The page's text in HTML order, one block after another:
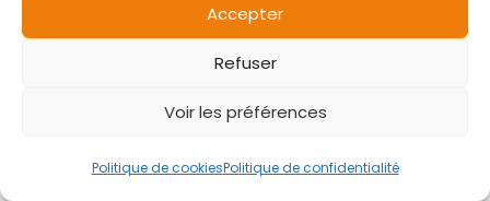
Accepter
Refuser
Voir les préférences
Politique de cookiesPolitique de confidentialité
Venez découvrir en concession, le
scooter électrique de Peugeot Motocycles,